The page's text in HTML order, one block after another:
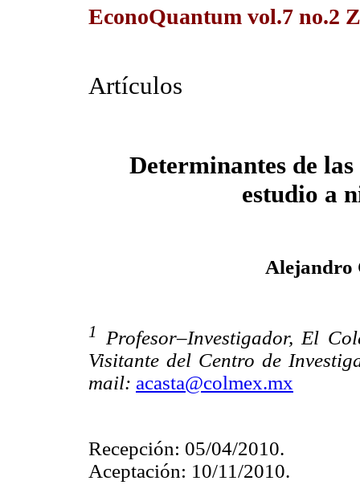
EconoQuantum vol.7 no.2
Artículos
Determinantes de
estudio a
Alejandro
1
Profesor–Investigador, El
Visitante del Centro de
mail: acasta@colmex.mx
Recepción: 05/04/2010.
Aceptación: 10/11/2010.